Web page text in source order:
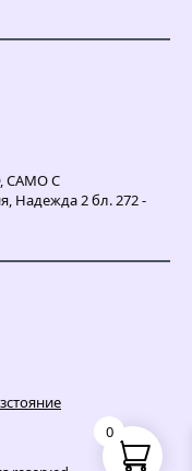
САМО С
Надежда 2 бл. 272 -
0